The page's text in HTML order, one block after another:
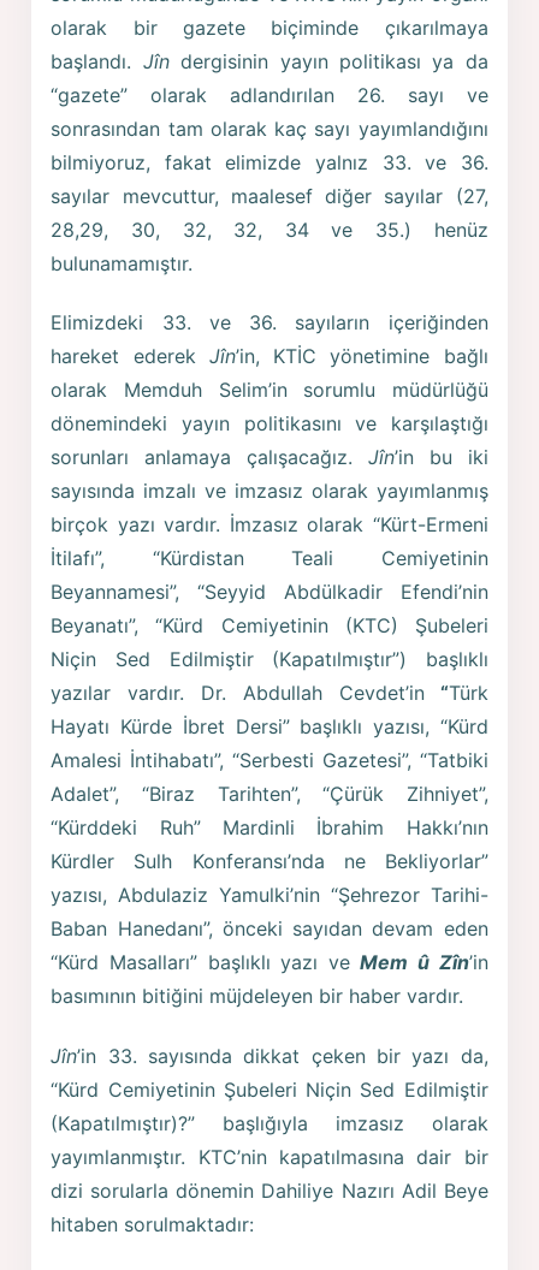
olarak bir gazete biçiminde çıkarılmaya
başlandı. Jîndergisinin yayın politikası ya da
“gazete” olarak adlandırılan 26. sayı ve
sonrasından tam olarak kaç sayı yayımlandığını
bilmiyoruz, fakat elimizde yalnız 33. ve 36.
sayılar mevcuttur, maalesef diğer sayılar (27,
28,29, 30, 32, 32, 34 ve 35.) henüz
bulunamamıştır.
Elimizdeki 33. ve 36. sayıların içeriğinden
hareket ederek Jîn’in, KTİC yönetimine bağlı
olarak Memduh Selim’in sorumlu müdürlüğü
dönemindeki yayın politikasını ve karşılaştığı
sorunları anlamaya çalışacağız. Jîn’in bu iki
sayısında imzalı ve imzasız olarak yayımlanmış
birçok yazı vardır. İmzasız olarak “Kürt-Ermeni
İtilafı”, “Kürdistan Teali Cemiyetinin
Beyannamesi”, “Seyyid Abdülkadir Efendi’nin
Beyanatı”, “Kürd Cemiyetinin (KTC) Şubeleri
Niçin Sed Edilmiştir (Kapatılmıştır”) başlıklı
yazılar vardır. Dr. Abdullah Cevdet’in“Türk
Hayatı Kürde İbret Dersi” başlıklı yazısı, “Kürd
Amalesi İntihabatı”, “Serbesti Gazetesi”, “Tatbiki
Adalet”, “Biraz Tarihten”, “Çürük Zihniyet”,
“Kürddeki Ruh” Mardinli İbrahim Hakkı’nın
Kürdler Sulh Konferansı’nda ne Bekliyorlar”
yazısı, Abdulaziz Yamulki’nin “Şehrezor Tarihi-
Baban Hanedanı”, önceki sayıdan devam eden
“Kürd Masalları” başlıklı yazı veMem û Zîn’in
basımının bitiğini müjdeleyen bir haber vardır.
Jîn’in 33. sayısında dikkat çeken bir yazı da,
“Kürd Cemiyetinin Şubeleri Niçin Sed Edilmiştir
(Kapatılmıştır)?” başlığıyla imzasız olarak
yayımlanmıştır. KTC’nin kapatılmasına dair bir
dizi sorularla dönemin Dahiliye Nazırı Adil Beye
hitaben sorulmaktadır: